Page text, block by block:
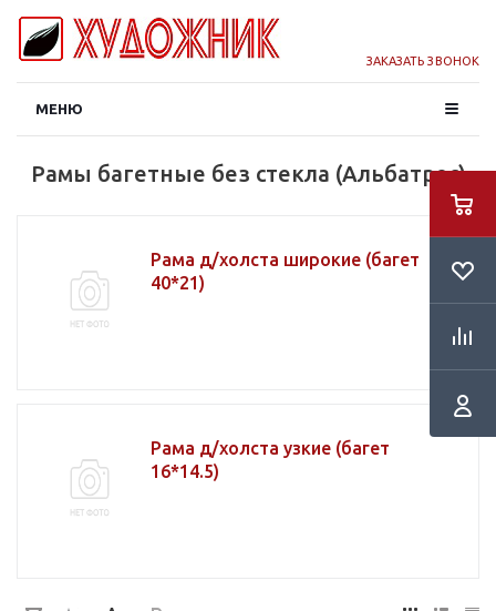
ЗАКАЗАТЬ ЗВОНОК
МЕНЮ
Рамы багетные без стекла (Альбатрос)
Рама д/холста широкие (багет
40*21)
Рама д/холста узкие (багет
16*14.5)